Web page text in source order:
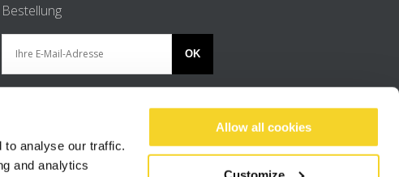
to analyse our traffic.
and analytics
Allow all cookies
Bestellung
OK